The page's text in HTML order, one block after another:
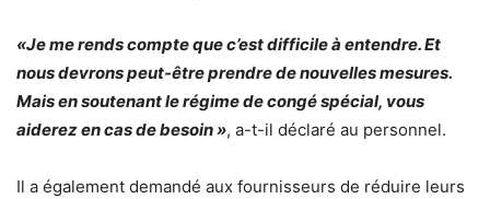
«Je me rends compte que c’est difficile à entendre. Et
nous devrons peut-être prendre de nouvelles mesures.
Mais en soutenant le régime de congé spécial, vous
aiderez en cas de besoin », a-t-il déclaré au personnel.
Il a également demandé aux fournisseurs de réduire leurs